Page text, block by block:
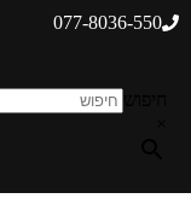
077-8036-550